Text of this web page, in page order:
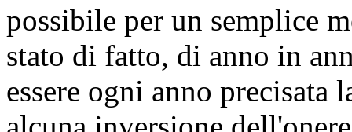
possibile per un semplice
stato di fatto, di anno in
essere ogni anno